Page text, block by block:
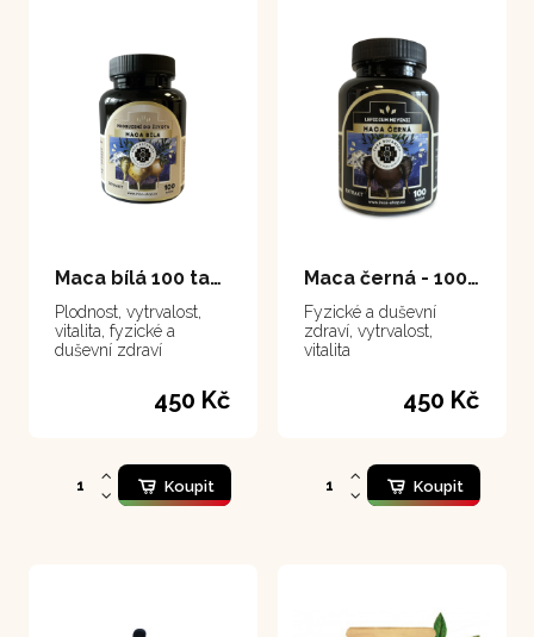
Maca bílá 100 tablet
Plodnost, vytrvalost,
vitalita, fyzické a
duševní zdraví
450 Kč
Koupit
Maca černá - 100 tablet
Fyzické a duševní
zdraví, vytrvalost,
vitalita
450 Kč
Koupit